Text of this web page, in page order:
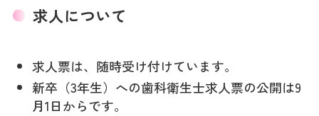
求人について
求人票は、随時受け付けています。
新卒（3年生）への歯科衛生士求人票の公開は9
月1日からです。